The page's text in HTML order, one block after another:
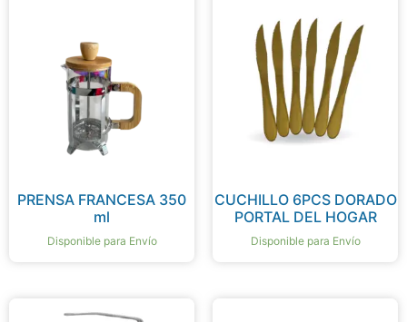
PRENSA FRANCESA 350
ml
Disponible para Envío
CUCHILLO 6PCS DORADO
PORTAL DEL HOGAR
Disponible para Envío